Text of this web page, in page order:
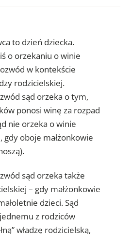
to dzień dziecka.
o orzekaniu o winie
w kontekście
rodzicielskiej.
sąd orzeka o tym,
ponosi winę za rozpad
nie orzeka o winie
gdy oboje małżonkowie
sąd orzeka także
– gdy małżonkowie
dzieci. Sąd
z rodziców
władzę rodzicielską,